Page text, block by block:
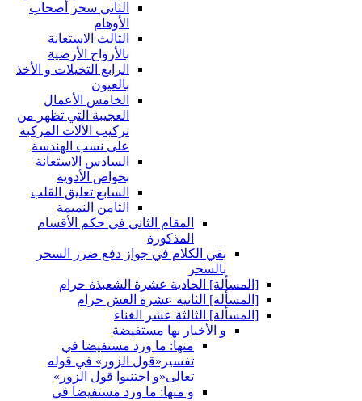
الثاني سحر أصحاب
الأوهام
الثالث الاستعانة
بالأرواح الأرضية
الرابع التخيلات و الأخذ
بالعيون
الخامس الأعمال
العجيبة التي تظهر من
تركيب الآلات المركبة
على نسب الهندسة
السادس الاستعانة
بخواص الأدوية
السابع تعليق القلب
الثامن النميمة
المقام الثاني في حكم الأقسام
المذكورة
بقي الكلام في جواز دفع ضرر السحر
بالسحر
[المسألة] الحادية عشرة الشعبذة حرام
[المسألة] الثانية عشرة الغش حرام
[المسألة] الثالثة عشر الغناء
و الأخبار بها مستفيضة
منها: ما ورد مستفيضا في
تفسير«قول الزور» في قوله
تعالى«و اجتنبوا قول الزور»
و منها: ما ورد مستفيضا في